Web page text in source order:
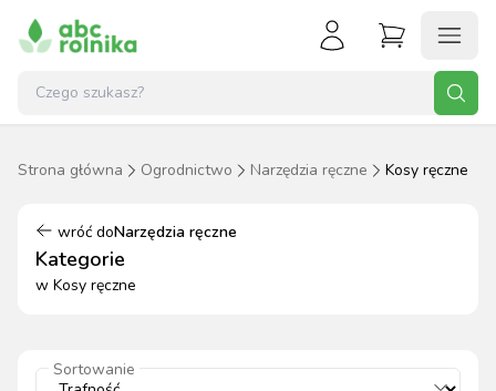
Strona główna Ogrodnictwo Narzędzia ręczne Kosy ręczne
wróć doNarzędzia ręczne
Kategorie
w Kosy ręczne
Sortowanie